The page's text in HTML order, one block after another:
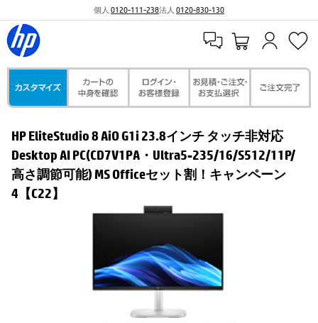
個人 0120-111-238法人 0120-830-130
HP EliteStudio 8 AiO G1i 23.8インチ タッチ非対応
Desktop AI PC(CD7V1PA・Ultra5-235/16/S512/11P/
高さ調節可能) MS Officeセット割！キャンペーン
4【C22】